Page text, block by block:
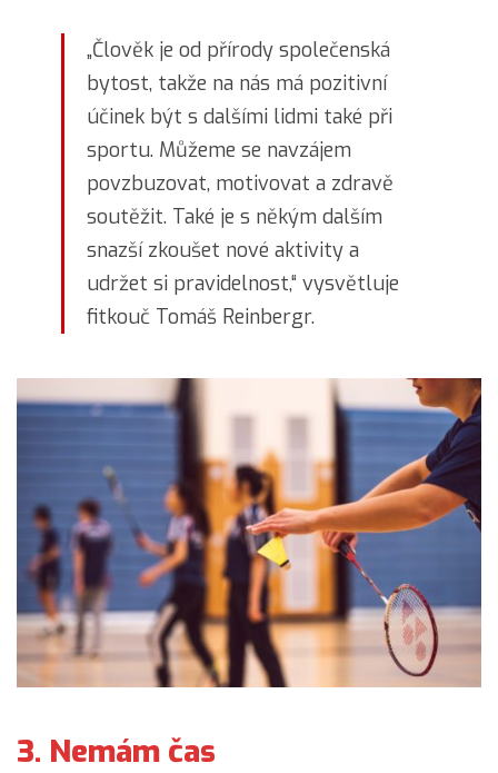
„Člověk je od přírody společenská
bytost, takže na nás má pozitivní
účinek být s dalšími lidmi také při
sportu. Můžeme se navzájem
povzbuzovat, motivovat a zdravě
soutěžit. Také je s někým dalším
snazší zkoušet nové aktivity a
udržet si pravidelnost,“ vysvětluje
fitkouč Tomáš Reinbergr.
3. Nemám čas